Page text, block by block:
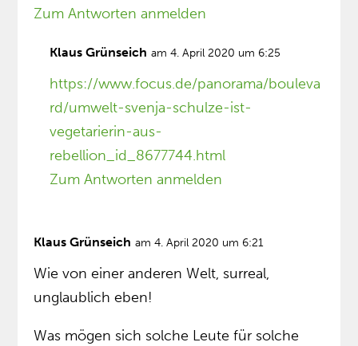
Zum Antworten anmelden
Klaus Grünseich am 4. April 2020 um 6:25
https://www.focus.de/panorama/bouleva
rd/umwelt-svenja-schulze-ist-
vegetarierin-aus-
rebellion_id_8677744.html
Zum Antworten anmelden
Klaus Grünseich am 4. April 2020 um 6:21
Wie von einer anderen Welt, surreal,
unglaublich eben!
Was mögen sich solche Leute für solche